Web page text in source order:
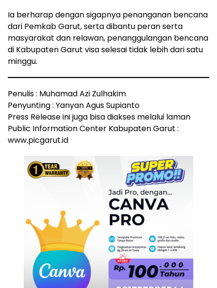
Ia berharap dengan sigapnya penanganan bencana
dari Pemkab Garut, serta dibantu peran serta
masyarakat dan relawan, penanggulangan bencana
di Kabupaten Garut visa selesai tidak lebih dari satu
minggu.
Penulis : Muhamad Azi Zulhakim
Penyunting : Yanyan Agus Supianto
Press Release ini juga bisa diakses melalui laman
Public Information Center Kabupaten Garut :
www.picgarut.id